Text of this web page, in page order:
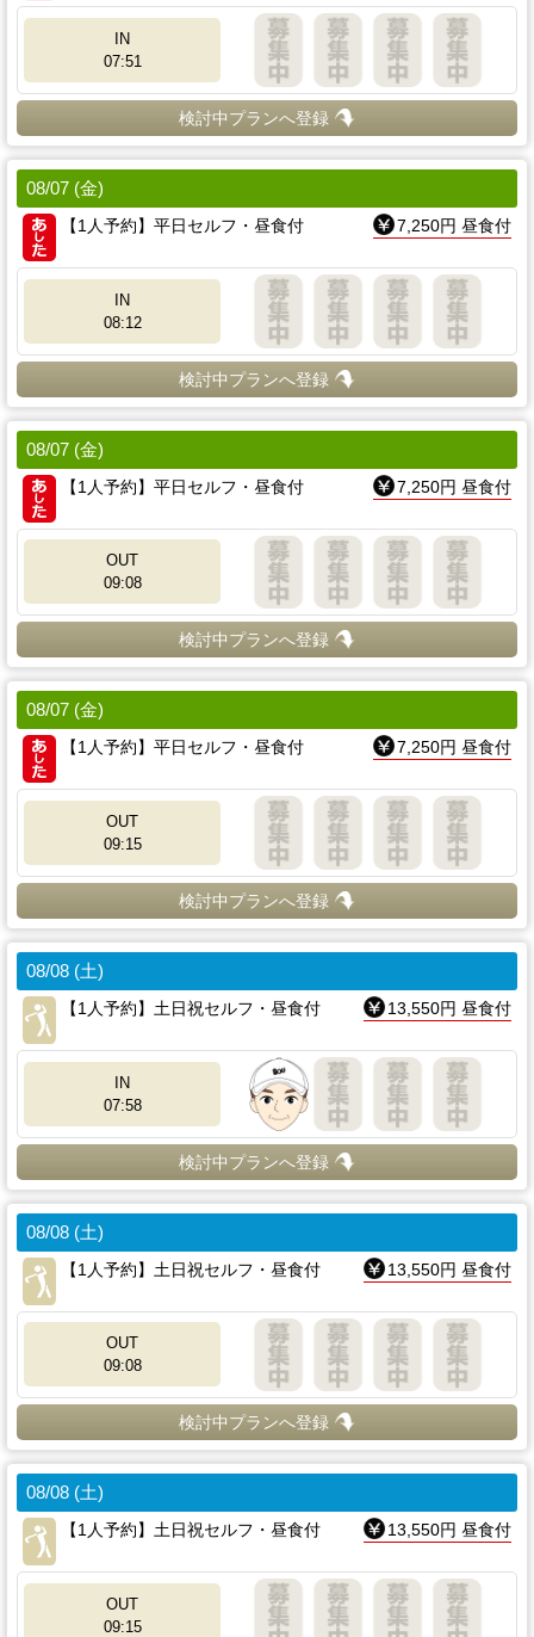
IN
07:51
検討中プランへ登録
08/07 (金)
【1人予約】平日セルフ・昼食付
7,250円 昼食付
IN
08:12
検討中プランへ登録
08/07 (金)
【1人予約】平日セルフ・昼食付
7,250円 昼食付
OUT
09:08
検討中プランへ登録
08/07 (金)
【1人予約】平日セルフ・昼食付
7,250円 昼食付
OUT
09:15
検討中プランへ登録
08/08 (土)
【1人予約】土日祝セルフ・昼食付
13,550円 昼食付
IN
07:58
検討中プランへ登録
08/08 (土)
【1人予約】土日祝セルフ・昼食付
13,550円 昼食付
OUT
09:08
検討中プランへ登録
08/08 (土)
【1人予約】土日祝セルフ・昼食付
13,550円 昼食付
OUT
09:15